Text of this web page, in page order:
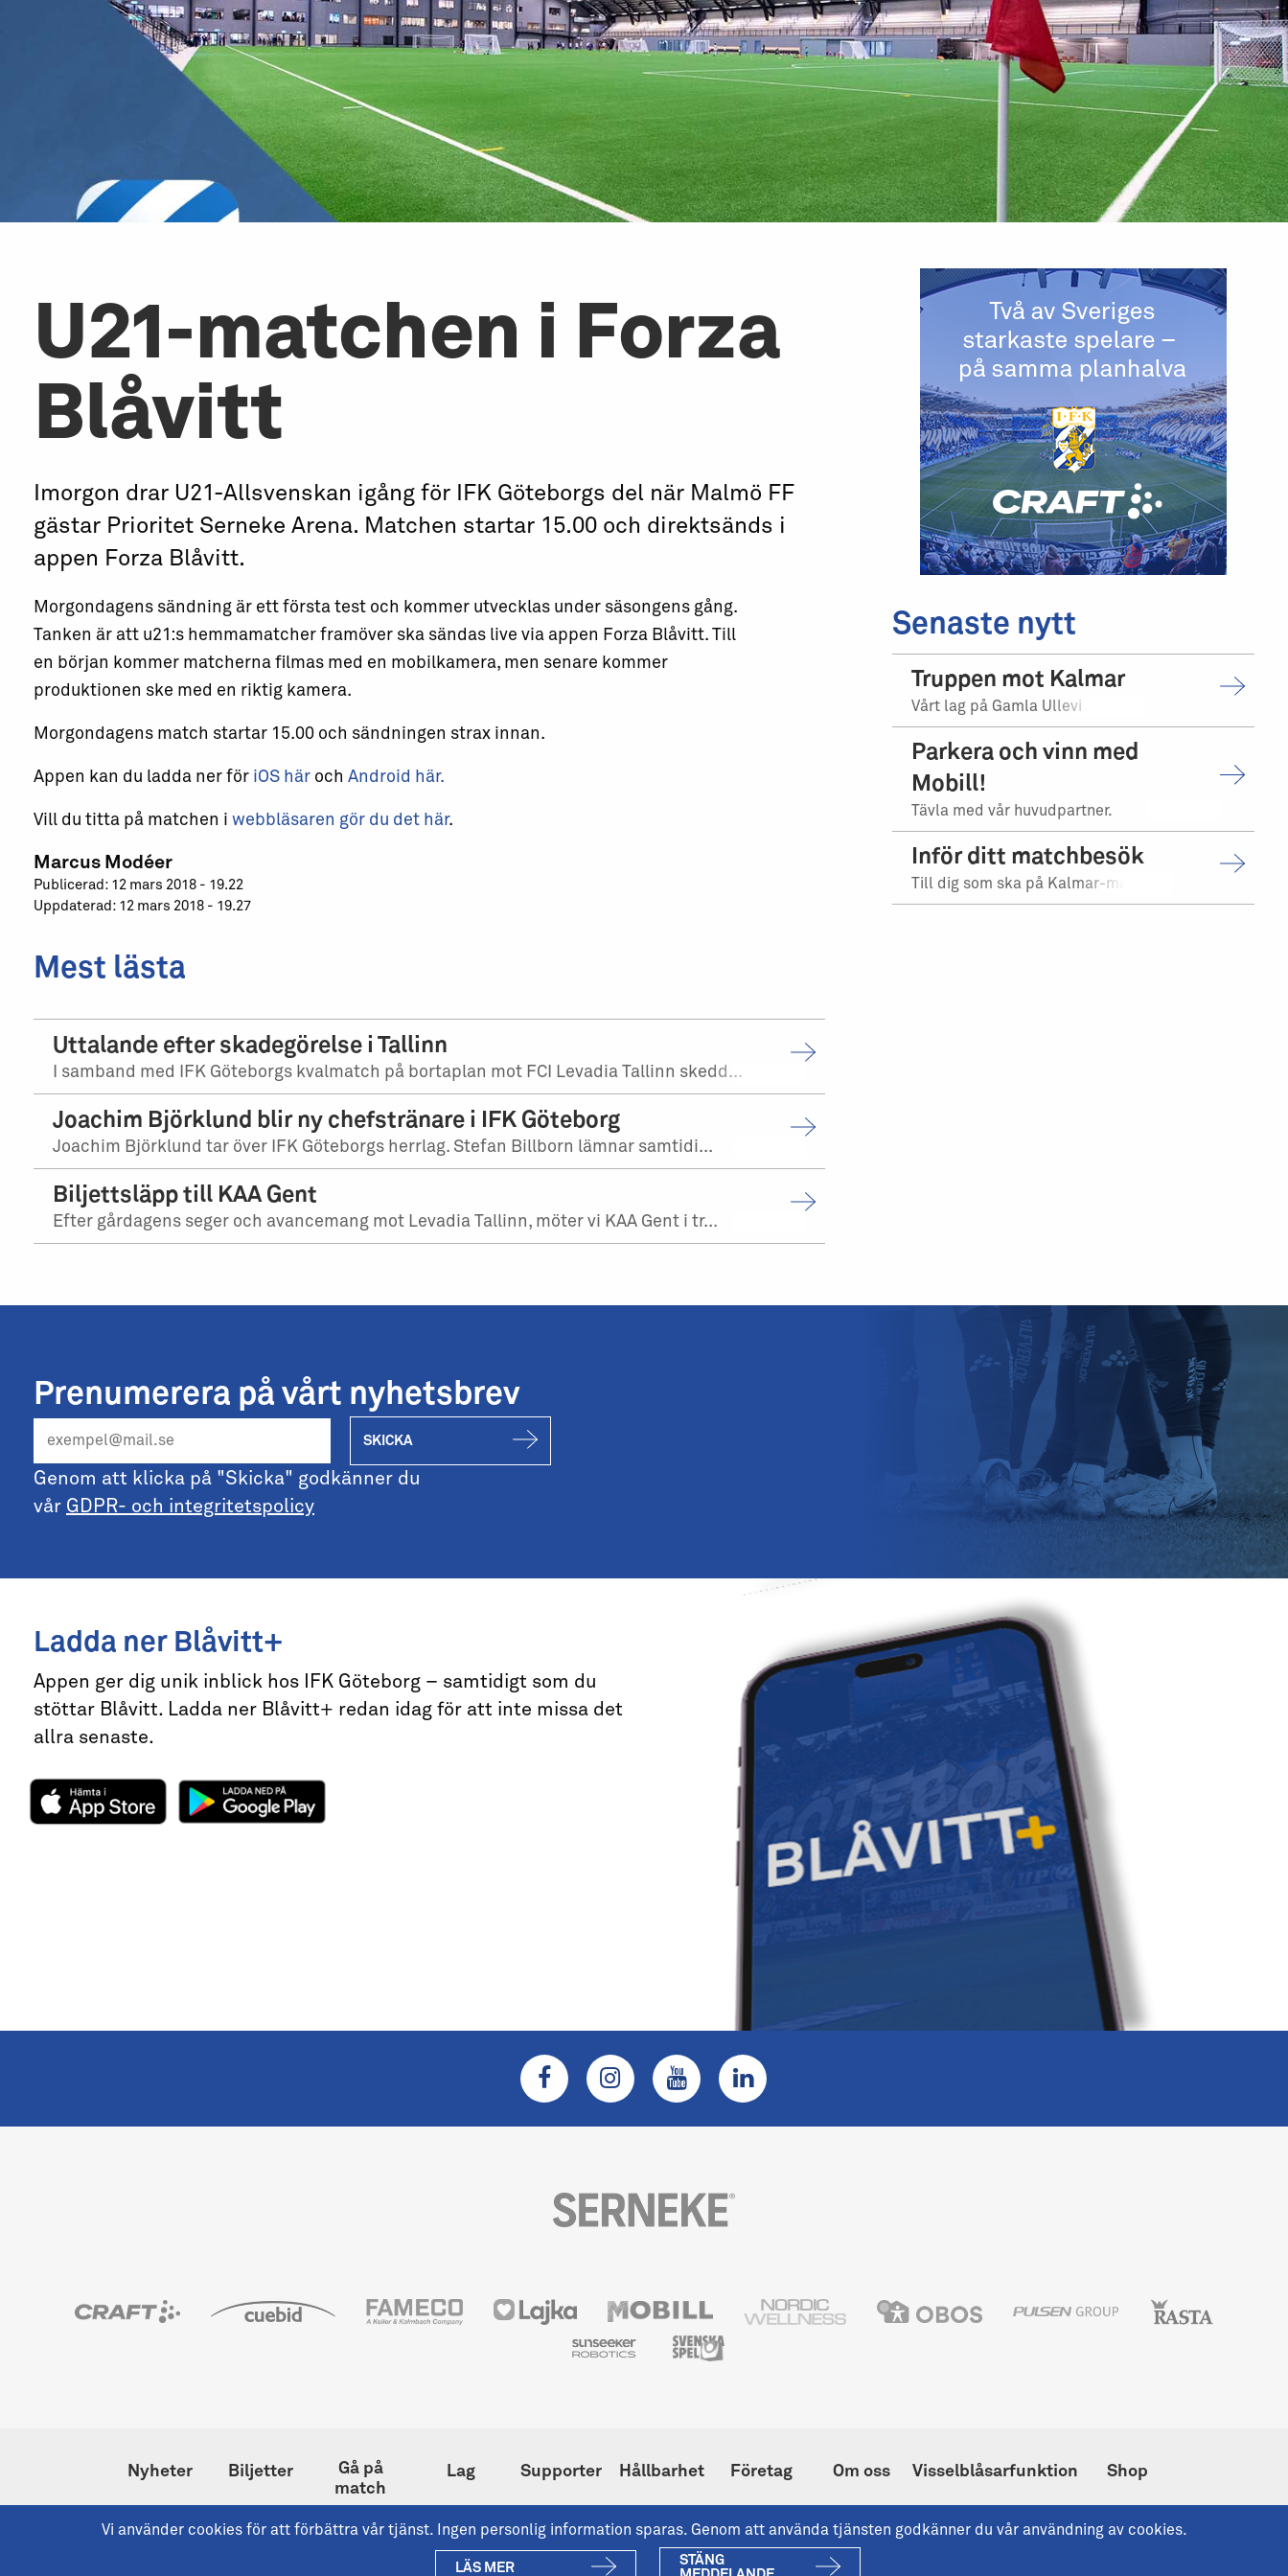
U21-matchen i Forza
Blåvitt
Imorgon drar U21-Allsvenskan igång för IFK Göteborgs del när Malmö FF
gästar Prioritet Serneke Arena. Matchen startar 15.00 och direktsänds i
appen Forza Blåvitt.
Morgondagens sändning är ett första test och kommer utvecklas under säsongens gång.
Tanken är att u21:s hemmamatcher framöver ska sändas live via appen Forza Blåvitt. Till
en början kommer matcherna filmas med en mobilkamera, men senare kommer
produktionen ske med en riktig kamera.
Morgondagens match startar 15.00 och sändningen strax innan.
Appen kan du ladda ner för iOS här och Android här.
Vill du titta på matchen i webbläsaren gör du det här.
Marcus Modéer
Publicerad: 12 mars 2018 - 19.22
Uppdaterad: 12 mars 2018 - 19.27
Mest lästa
Uttalande efter skadegörelse i Tallinn
I samband med IFK Göteborgs kvalmatch på bortaplan mot FCI Levadia Tallinn skedd...
Joachim Björklund blir ny chefstränare i IFK Göteborg
Joachim Björklund tar över IFK Göteborgs herrlag. Stefan Billborn lämnar samtidi...
Biljettsläpp till KAA Gent
Efter gårdagens seger och avancemang mot Levadia Tallinn, möter vi KAA Gent i tr...
Senaste nytt
Truppen mot Kalmar
Vårt lag på Gamla Ullevi
Parkera och vinn med
Mobill!
Tävla med vår huvudpartner.
Inför ditt matchbesök
Till dig som ska på Kalmar-matchen.
Prenumerera på vårt nyhetsbrev
SKICKA
Genom att klicka på "Skicka" godkänner du
vår GDPR- och integritetspolicy
Ladda ner Blåvitt+
Appen ger dig unik inblick hos IFK Göteborg – samtidigt som du
stöttar Blåvitt. Ladda ner Blåvitt+ redan idag för att inte missa det
allra senaste.
Nyheter Biljetter
Gå på
match
Lag Supporter Hållbarhet Företag Om oss Visselblåsarfunktion Shop
ifkgoteborg.se är IFK Göteborgs officiella hemsida.
Vi använder cookies för att förbättra vår tjänst. Ingen personlig information sparas. Genom att använda tjänsten godkänner du vår användning av cookies.
LÄS MER
STÄNG